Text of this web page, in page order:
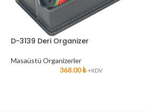
D-3139 Deri Organizer
Masaüstü Organizerler
368.00₺ +KDV